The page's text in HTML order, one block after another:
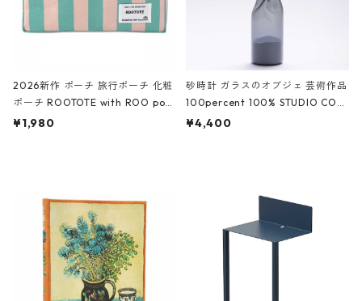
2026新作 ポーチ 旅行ポーチ 化粧
ポーチ ROOTOTE with ROO pou
ch 3532 ルートート WR.ポーチ.ラ
¥1,980
砂時計 ガラスのオブジェ 芸術作品
100percent 100% STUDIO COH
AKU Timeless 100パーセント ス
¥4,400